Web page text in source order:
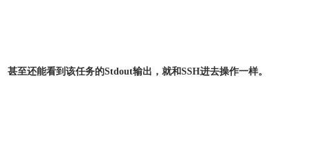
甚至还能看到该任务的Stdout输出，就和SSH进去操作一样。